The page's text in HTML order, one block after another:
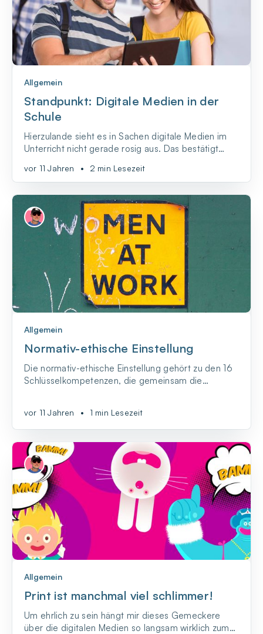
Allgemein
Standpunkt: Digitale Medien in der
Schule
Hierzulande sieht es in Sachen digitale Medien im
Unterricht nicht gerade rosig aus. Das bestätigt
Achtklässler im internationalen Vergleich, was den
kompetenten Umgang mit digitalen Medien angeht,
lediglich im Mittelfeld. Und bei der Nutzung von
Com...
vor 11 Jahren • 2 min Lesezeit
Allgemein
Normativ-ethische Einstellung
Die normativ-ethische Einstellung gehört zu den 16
Schlüsselkompetenzen, die gemeinsam die
vor 11 Jahren • 1 min Lesezeit
Allgemein
Print ist manchmal viel schlimmer!
Um ehrlich zu sein hängt mir dieses Gemeckere
über die digitalen Medien so langsam wirklich zum